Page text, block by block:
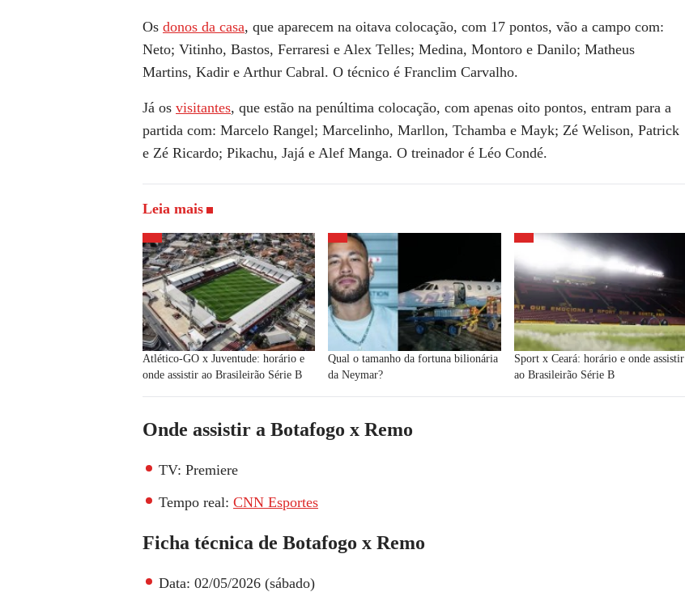
Os donos da casa, que aparecem na oitava colocação, com 17 pontos, vão a campo com:
Neto; Vitinho, Bastos, Ferraresi e Alex Telles; Medina, Montoro e Danilo; Matheus
Martins, Kadir e Arthur Cabral. O técnico é Franclim Carvalho.
Já os visitantes, que estão na penúltima colocação, com apenas oito pontos, entram para a
partida com: Marcelo Rangel; Marcelinho, Marllon, Tchamba e Mayk; Zé Welison, Patrick
e Zé Ricardo; Pikachu, Jajá e Alef Manga. O treinador é Léo Condé.
Leia mais
Atlético-GO x Juventude: horário e
onde assistir ao Brasileirão Série B
Qual o tamanho da fortuna bilionária
da Neymar?
Sport x Ceará: horário e onde assistir
ao Brasileirão Série B
Onde assistir a Botafogo x Remo
TV: Premiere
Tempo real: CNN Esportes
Ficha técnica de Botafogo x Remo
Data: 02/05/2026 (sábado)